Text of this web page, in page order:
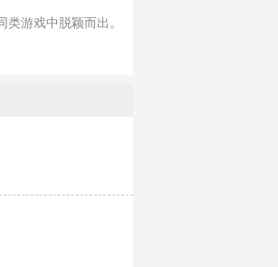
游戏中脱颖而出。